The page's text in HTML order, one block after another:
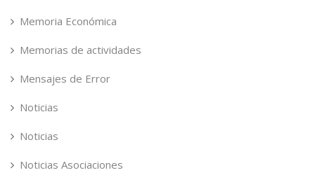
Memoria Económica
Memorias de actividades
Mensajes de Error
Noticias
Noticias
Noticias Asociaciones